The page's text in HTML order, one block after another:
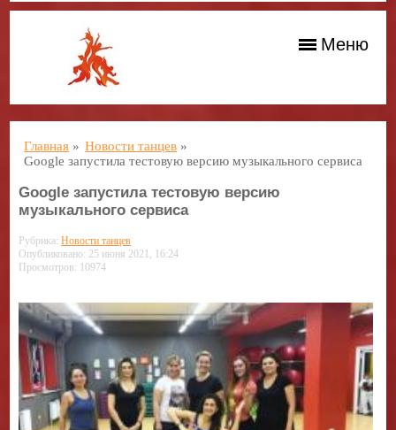
Меню
Главная » Новости танцев »
Google запустила тестовую версию музыкального сервиса
Google запустила тестовую версию
музыкального сервиса
Рубрика:Новости танцев
Опубликовано: 25 июня 2021, 16:24
Просмотров: 10974